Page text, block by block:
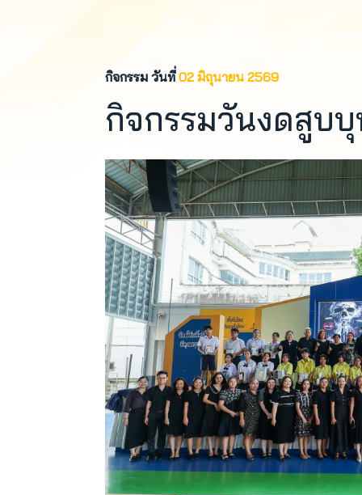
กิจกรรม วันที่02 มิถุนายน 2569
กิจกรรมวันงดสูบ